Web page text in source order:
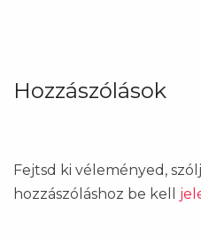
Hozzászólások
Fejtsd ki véleményed,
hozzászóláshoz be kell